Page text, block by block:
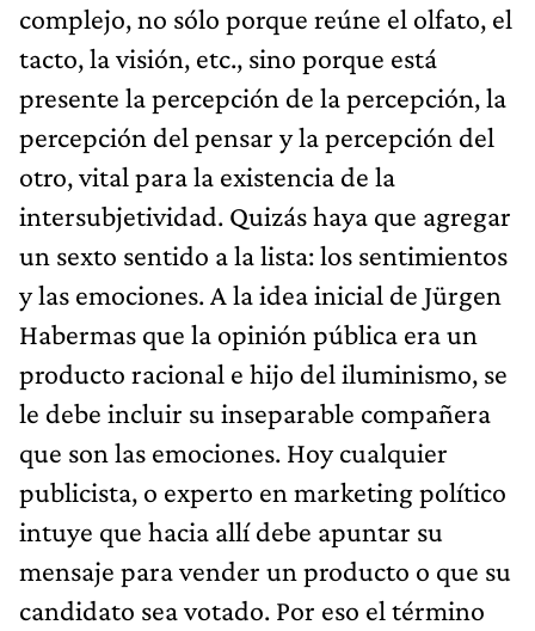
complejo, no sólo porque reúne el olfato, el
tacto, la visión, etc., sino porque está
presente la percepción de la percepción, la
percepción del pensar y la percepción del
otro, vital para la existencia de la
intersubjetividad. Quizás haya que agregar
un sexto sentido a la lista: los sentimientos
y las emociones. A la idea inicial de Jürgen
Habermas que la opinión pública era un
producto racional e hijo del iluminismo, se
le debe incluir su inseparable compañera
que son las emociones. Hoy cualquier
publicista, o experto en marketing político
intuye que hacia allí debe apuntar su
mensaje para vender un producto o que su
candidato sea votado. Por eso el término